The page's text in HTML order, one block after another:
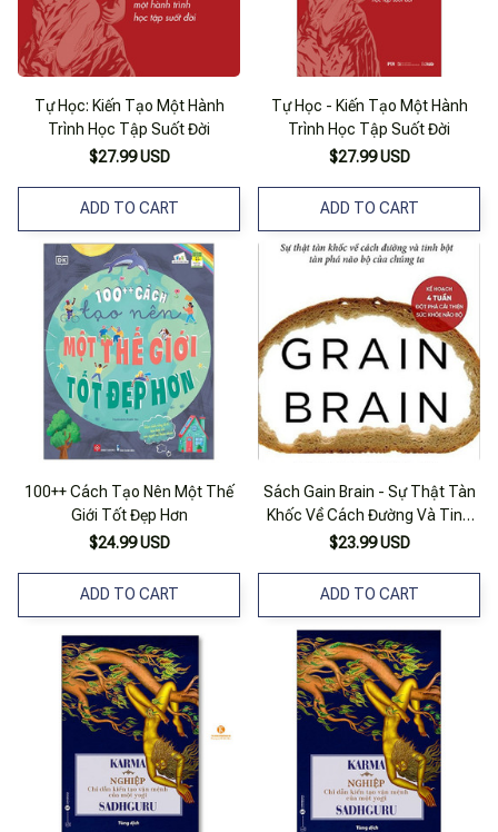
Tự Học: Kiến Tạo Một Hành
Trình Học Tập Suốt Đời
$27.99 USD
ADD TO CART
Tự Học - Kiến Tạo Một Hành
Trình Học Tập Suốt Đời
$27.99 USD
ADD TO CART
100++ Cách Tạo Nên Một Thế
Giới Tốt Đẹp Hơn
$24.99 USD
ADD TO CART
Sách Gain Brain - Sự Thật Tàn
Khốc Về Cách Đường Và Tinh
Bột Tàn Phá Não Bộ Của Chúng
$23.99 USD
ADD TO CART